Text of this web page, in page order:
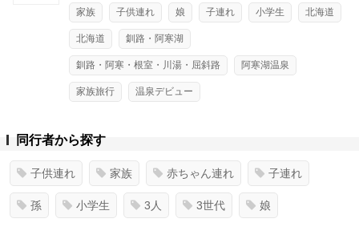
家族 子供連れ 娘 子連れ 小学生 北海道
北海道 釧路・阿寒湖
釧路・阿寒・根室・川湯・屈斜路 阿寒湖温泉
家族旅行 温泉デビュー
同行者から探す
子供連れ 家族 赤ちゃん連れ 子連れ
孫 小学生 3人 3世代 娘